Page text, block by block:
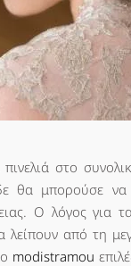
πινελιά στο
θα μπορούσε
Ο λόγος για
λείπουν από τη
modistramou